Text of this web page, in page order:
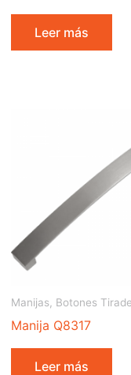
Leer más
Manijas, Botones
Manija Q8317
Leer más